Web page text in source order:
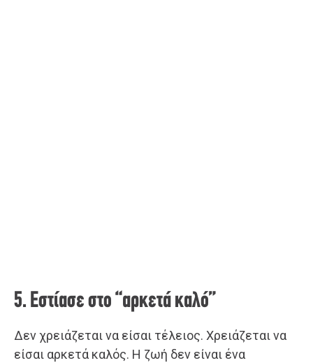
5. Εστίασε στο “αρκετά καλό”
Δεν χρειάζεται να είσαι τέλειος. Χρειάζεται να
είσαι αρκετά καλός. Η ζωή δεν είναι ένα